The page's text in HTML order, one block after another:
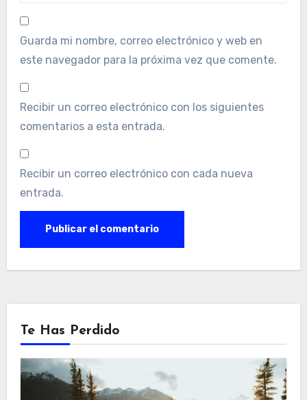
Guarda mi nombre, correo electrónico y web en
este navegador para la próxima vez que comente.
Recibir un correo electrónico con los siguientes
comentarios a esta entrada.
Recibir un correo electrónico con cada nueva
entrada.
Te Has Perdido